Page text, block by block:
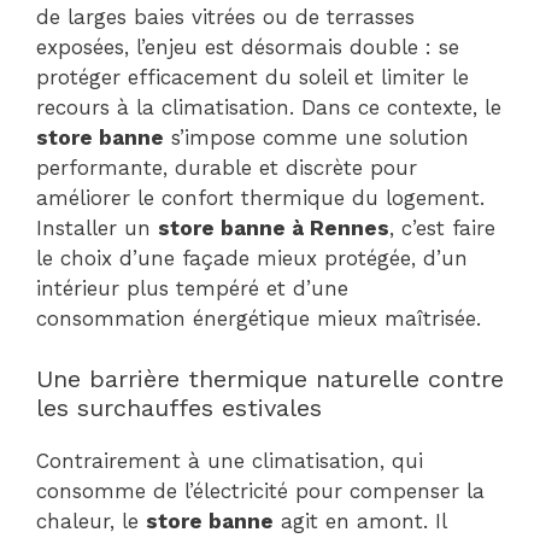
de larges baies vitrées ou de terrasses
exposées, l’enjeu est désormais double : se
protéger efficacement du soleil et limiter le
recours à la climatisation. Dans ce contexte, le
store banne s’impose comme une solution
performante, durable et discrète pour
améliorer le confort thermique du logement.
Installer un store banne à Rennes, c’est faire
le choix d’une façade mieux protégée, d’un
intérieur plus tempéré et d’une
consommation énergétique mieux maîtrisée.
Une barrière thermique naturelle contre
les surchauffes estivales
Contrairement à une climatisation, qui
consomme de l’électricité pour compenser la
chaleur, le store banne agit en amont. Il